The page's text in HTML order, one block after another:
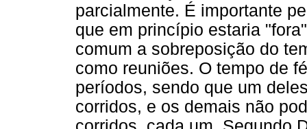
parcialmente. É importante
que em princípio estaria
comum a sobreposição do
como reuniões. O tempo de
períodos, sendo que um
corridos, e os demais não